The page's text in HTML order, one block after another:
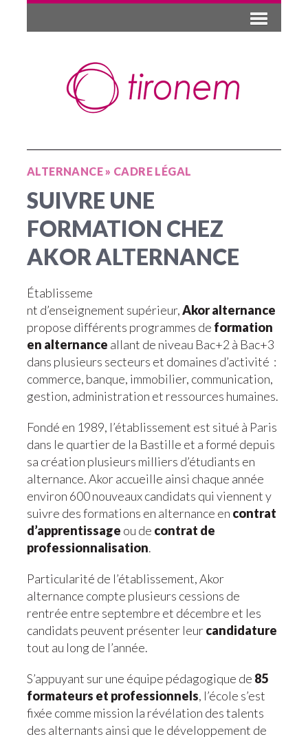
ALTERNANCE» CADRE LÉGAL
SUIVRE UNE
FORMATION CHEZ
AKOR ALTERNANCE
Établisseme
nt d’enseignement supérieur,Akor alternance
propose différents programmes de formation
en alternance allant de niveau Bac+2 à Bac+3
dans plusieurs secteurs et domaines d’activité :
commerce, banque, immobilier, communication,
gestion, administration et ressources humaines.
Fondé en 1989, l’établissement est situé à Paris
dans le quartier de la Bastille et a formé depuis
sa création plusieurs milliers d’étudiants en
alternance. Akor accueille ainsi chaque année
environ 600 nouveaux candidats qui viennent y
suivre des formations en alternance en contrat
d’apprentissage ou de contrat de
professionnalisation.
Particularité de l’établissement, Akor
alternance compte plusieurs cessions de
rentrée entre septembre et décembre et les
candidats peuvent présenter leurcandidature
tout au long de l’année.
S’appuyant sur une équipe pédagogique de 85
formateurs et professionnels, l’école s’est
fixée comme mission la révélation des talents
des alternants ainsi que le développement de